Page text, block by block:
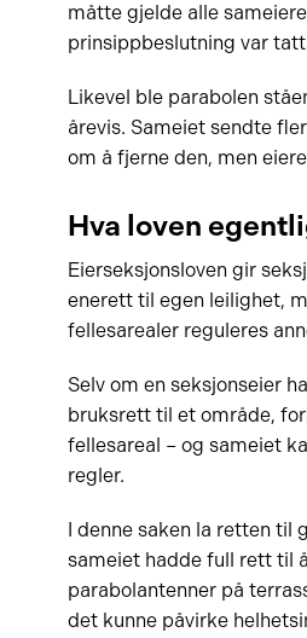
måtte gjelde alle
prinsippbeslutning var
Likevel ble parabolen
årevis. Sameiet sendte
om å fjerne den, men
Hva loven
Eierseksjonsloven gir
enerett til egen leilighet,
fellesarealer reguleres
Selv om en seksjonseier
bruksrett til et område,
fellesareal – og sameiet
regler.
I denne saken la retten til
sameiet hadde full rett til
parabolantenner på
det kunne påvirke